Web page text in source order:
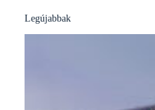
Legújabbak